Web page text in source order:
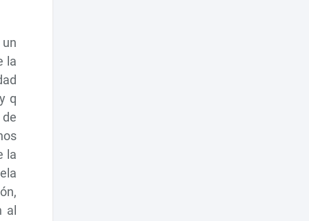
la
q
la
al